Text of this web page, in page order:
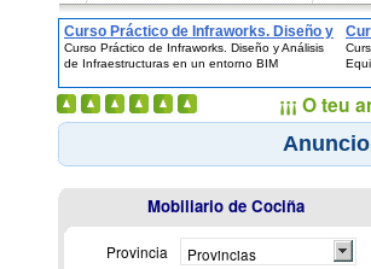
Curso Práctico de Infraworks. Diseño y
Análisis de Infraestructuras en un
entorno BIM
Curso Práctico de Infraworks. Diseño y Análisis
de Infraestructuras en un entorno BIM
Mobiliario de Cociña
Provincia Provincias
¡¡¡ O